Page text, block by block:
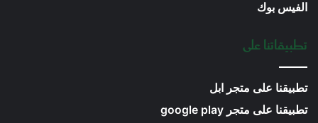
الفيس بوك
تطبيقاتنا على
تطبيقنا على متجر ابل
تطبيقنا على متجر google play